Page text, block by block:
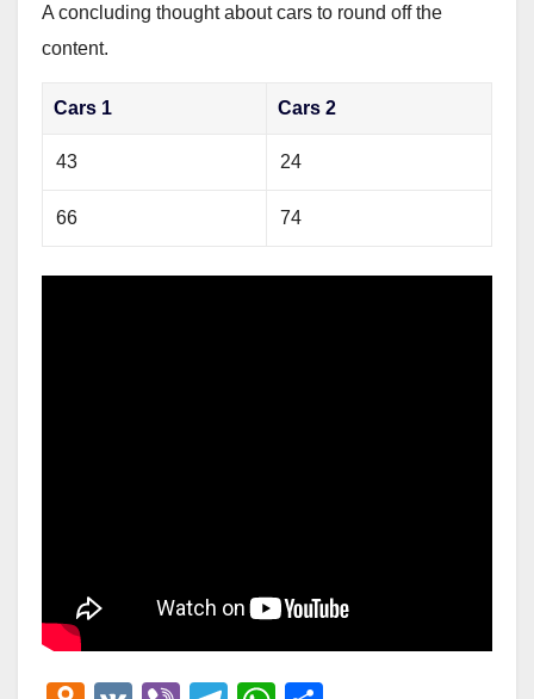
A concluding thought about cars to round off the
content.
Cars 1 Cars 2
43 24
66 74